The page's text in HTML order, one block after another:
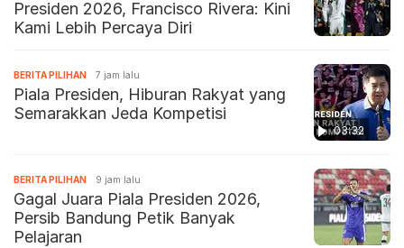
Presiden 2026, Francisco Rivera: Kini
Kami Lebih Percaya Diri
03:32
BERITA PILIHAN 7 jam lalu
Piala Presiden, Hiburan Rakyat yang
Semarakkan Jeda Kompetisi
BERITA PILIHAN 9 jam lalu
Gagal Juara Piala Presiden 2026,
Persib Bandung Petik Banyak
Pelajaran